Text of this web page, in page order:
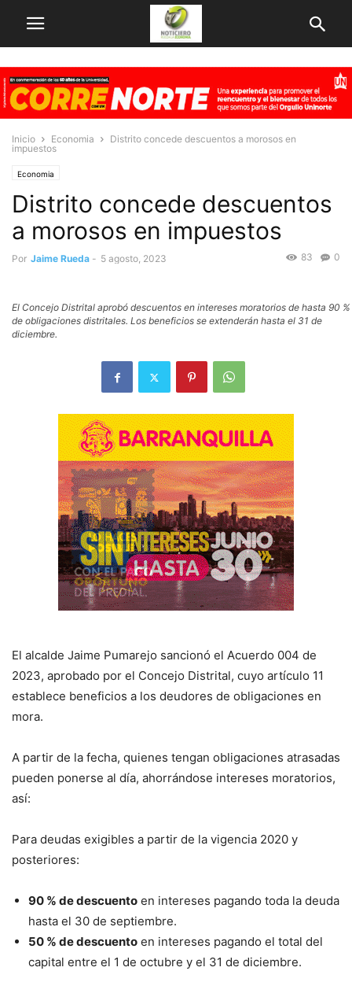
Inicio Economia
Distrito concede descuentos a morosos en
impuestos
Economia
Distrito concede descuentos
a morosos en impuestos
Por Jaime Rueda - 5 agosto, 2023 0
83
El Concejo Distrital aprobó descuentos en intereses moratorios de hasta 90 %
de obligaciones distritales. Los beneficios se extenderán hasta el 31 de
diciembre.
El alcalde Jaime Pumarejo sancionó el Acuerdo 004 de
2023, aprobado por el Concejo Distrital, cuyo artículo 11
establece beneficios a los deudores de obligaciones en
mora.
A partir de la fecha, quienes tengan obligaciones atrasadas
pueden ponerse al día, ahorrándose intereses moratorios,
así:
Para deudas exigibles a partir de la vigencia 2020 y
posteriores:
90 % de descuento en intereses pagando toda la deuda
hasta el 30 de septiembre.
50 % de descuento en intereses pagando el total del
capital entre el 1 de octubre y el 31 de diciembre.